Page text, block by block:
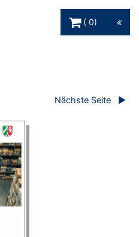
0
Nächste Seite